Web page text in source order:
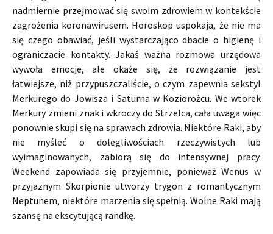
nadmiernie przejmować się swoim zdrowiem w kontekście
zagrożenia koronawirusem. Horoskop uspokaja, że nie ma
się czego obawiać, jeśli wystarczająco dbacie o higienę i
ograniczacie kontakty. Jakaś ważna rozmowa urzędowa
wywoła emocje, ale okaże się, że rozwiązanie jest
łatwiejsze, niż przypuszczaliście, o czym zapewnia sekstyl
Merkurego do Jowisza i Saturna w Koziorożcu. We wtorek
Merkury zmieni znak i wkroczy do Strzelca, cała uwaga więc
ponownie skupi się na sprawach zdrowia. Niektóre Raki, aby
nie myśleć o dolegliwościach rzeczywistych lub
wyimaginowanych, zabiorą się do intensywnej pracy.
Weekend zapowiada się przyjemnie, ponieważ Wenus w
przyjaznym Skorpionie utworzy trygon z romantycznym
Neptunem, niektóre marzenia się spełnią. Wolne Raki mają
szansę na ekscytującą randkę.